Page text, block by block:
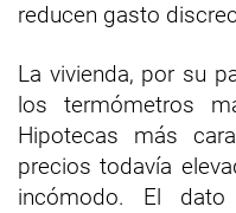
reducen gasto
La vivienda, por su
los termómetros
Hipotecas más
precios todavía
incómodo. El